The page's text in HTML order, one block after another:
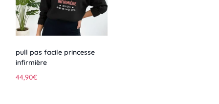
pull pas facile princesse
infirmière
44,90€